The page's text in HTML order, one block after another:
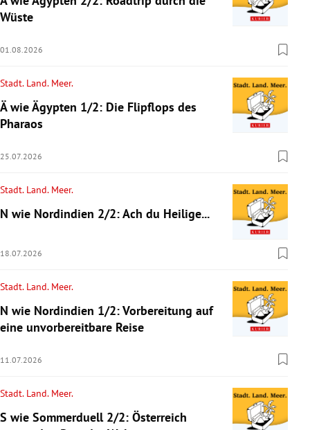
Wüste
01.08.2026
Stadt. Land. Meer.
Ä wie Ägypten 1/2: Die Flipflops des
Pharaos
25.07.2026
Stadt. Land. Meer.
N wie Nordindien 2/2: Ach du Heilige...
18.07.2026
Stadt. Land. Meer.
N wie Nordindien 1/2: Vorbereitung auf
eine unvorbereitbare Reise
11.07.2026
Stadt. Land. Meer.
S wie Sommerduell 2/2: Österreich